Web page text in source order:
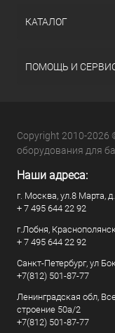
КАТАЛОГ
ПОМОЩЬ И
Copyright 2010-2026
оборудования для
Наши адреса:
г. Москва, ул.8 Марта,
+ 7 495 644 22 92
г.Лобня,
+ 7 495 644 22 92
Санкт-Петербург, ул
+7(812) 501-87-77
Ленинградская обл,
строение 50а/2
+7(812) 501-87-77